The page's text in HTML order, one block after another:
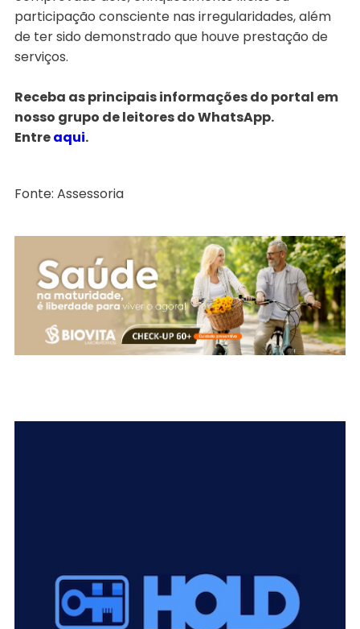
participação consciente nas irregularidades, além
de ter sido demonstrado que houve prestação de
serviços.
Receba as principais informações do portal em
nosso grupo de leitores do WhatsApp.
Entreaqui.
Fonte: Assessoria